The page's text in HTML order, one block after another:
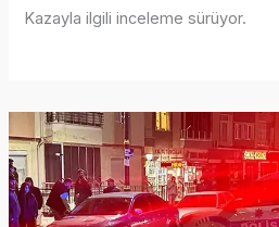
Kazayla ilgili inceleme sürüyor.